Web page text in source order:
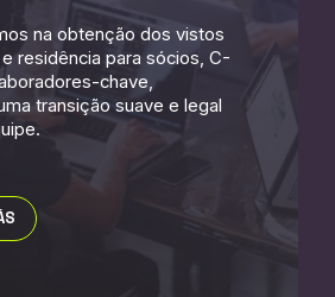
na obtenção dos vistos
residência para sócios, C-
chave,
transição suave e legal